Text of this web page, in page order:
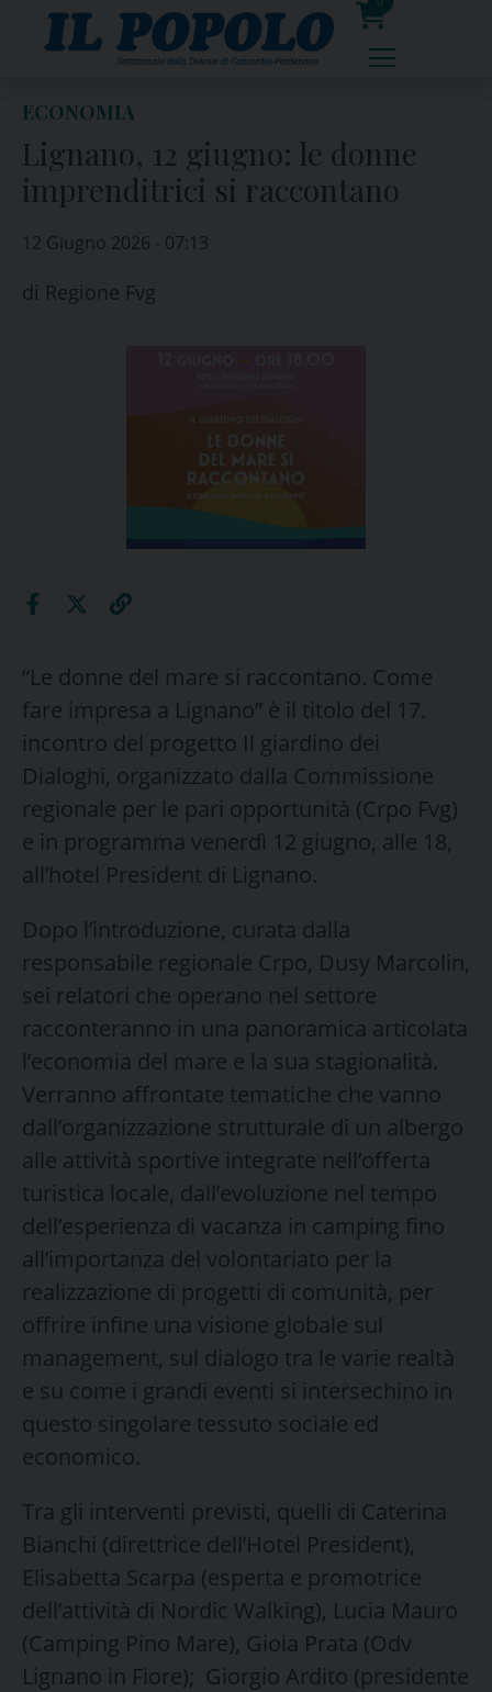
0
prodotti
ECONOMIA
Lignano, 12 giugno: le donne
imprenditrici si raccontano
12 Giugno 2026 - 07:13
di Regione Fvg
“Le donne del mare si raccontano. Come
fare impresa a Lignano” è il titolo del 17.
incontro del progetto Il giardino dei
Dialoghi, organizzato dalla Commissione
regionale per le pari opportunità (Crpo Fvg)
e in programma venerdì 12 giugno, alle 18,
all’hotel President di Lignano.
Dopo l’introduzione, curata dalla
responsabile regionale Crpo, Dusy Marcolin,
sei relatori che operano nel settore
racconteranno in una panoramica articolata
l’economia del mare e la sua stagionalità.
Verranno affrontate tematiche che vanno
dall’organizzazione strutturale di un albergo
alle attività sportive integrate nell’offerta
turistica locale, dall’evoluzione nel tempo
dell’esperienza di vacanza in camping fino
all’importanza del volontariato per la
realizzazione di progetti di comunità, per
offrire infine una visione globale sul
management, sul dialogo tra le varie realtà
e su come i grandi eventi si intersechino in
questo singolare tessuto sociale ed
economico.
Tra gli interventi previsti, quelli di Caterina
Bianchi (direttrice dell’Hotel President),
Elisabetta Scarpa (esperta e promotrice
dell’attività di Nordic Walking), Lucia Mauro
(Camping Pino Mare), Gioia Prata (Odv
Lignano in Fiore); Giorgio Ardito (presidente